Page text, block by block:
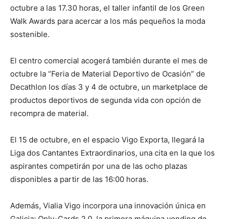
octubre a las 17.30 horas, el taller infantil de los Green
Walk Awards para acercar a los más pequeños la moda
sostenible.
El centro comercial acogerá también durante el mes de
octubre la “Feria de Material Deportivo de Ocasión” de
Decathlon los días 3 y 4 de octubre, un marketplace de
productos deportivos de segunda vida con opción de
recompra de material.
El 15 de octubre, en el espacio Vigo Exporta, llegará la
Liga dos Cantantes Extraordinarios, una cita en la que los
aspirantes competirán por una de las ocho plazas
disponibles a partir de las 16:00 horas.
Además, Vialia Vigo incorpora una innovación única en